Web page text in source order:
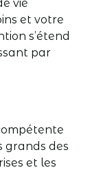
vie
et votre
s’étend
par
grands des
et les